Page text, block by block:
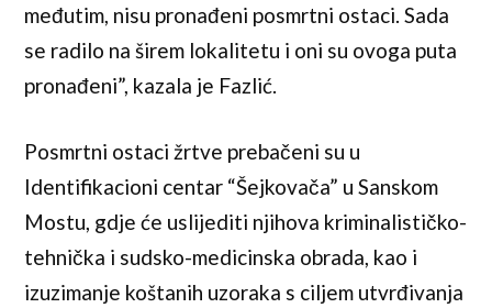
međutim, nisu pronađeni posmrtni ostaci. Sada
se radilo na širem lokalitetu i oni su ovoga puta
pronađeni”, kazala je Fazlić.
Posmrtni ostaci žrtve prebačeni su u
Identifikacioni centar “Šejkovača” u Sanskom
Mostu, gdje će uslijediti njihova kriminalističko-
tehnička i sudsko-medicinska obrada, kao i
izuzimanje koštanih uzoraka s ciljem utvrđivanja